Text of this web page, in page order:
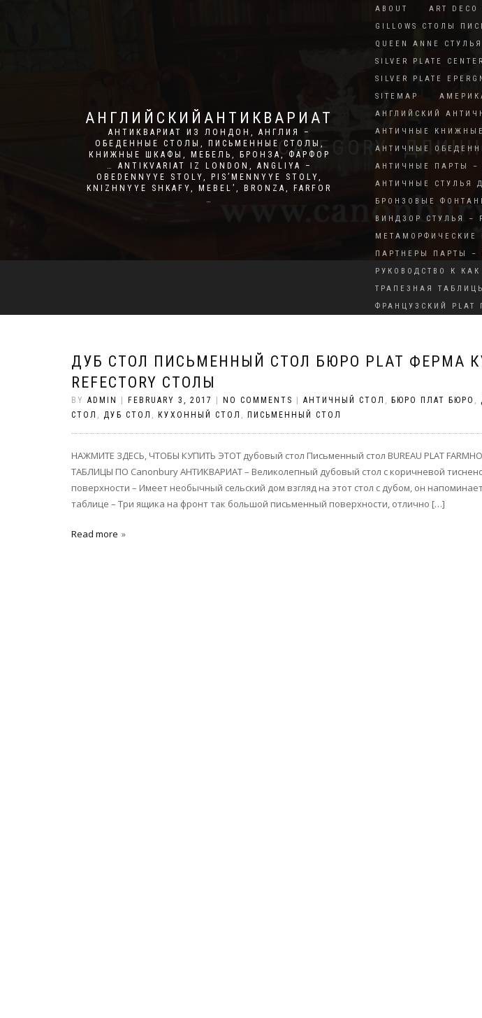
АНГЛИЙСКИЙАНТИКВАРИАТ
АНТИКВАРИАТ ИЗ ЛОНДОН, АНГЛИЯ –
ОБЕДЕННЫЕ СТОЛЫ, ПИСЬМЕННЫЕ СТОЛЫ,
КНИЖНЫЕ ШКАФЫ, МЕБЕЛЬ, БРОНЗА, ФАРФОР
… ANTIKVARIAT IZ LONDON, ANGLIYA –
OBEDENNYYE STOLY, PIS’MENNYYE STOLY,
KNIZHNYYE SHKAFY, MEBEL’, BRONZA, FARFOR
…
ABOUT ART
GILLOWS СТОЛЫ
QUEEN ANNE СТУЛЬЯ
SILVER PLATE
SILVER PLATE
SITEMAP
АНГЛИЙСКИЙ
АНТИЧНЫЕ
АНТИЧНЫЕ
АНТИЧНЫЕ ПАРТЫ –
АНТИЧНЫЕ СТУЛЬЯ
БРОНЗОВЫЕ
ВИНДЗОР СТУЛЬЯ –
МЕТАМОРФИЧЕСКИЕ
ПАРТНЕРЫ ПАРТЫ –
РУКОВОДСТВО К
ТРАПЕЗНАЯ
ФРАНЦУЗСКИЙ
CATEGORY:
ДУБ СТОЛ ПИСЬМЕННЫЙ СТОЛ БЮРО PLAT ФЕРМА
REFECTORY СТОЛЫ
BY ADMIN FEBRUARY 3, 2017 NO COMMENTS АНТИЧНЫЙ СТОЛ , БЮРО ПЛАТ БЮРО ,
СТОЛ , ДУБ СТОЛ , КУХОННЫЙ СТОЛ , ПИСЬМЕННЫЙ СТОЛ
НАЖМИТЕ ЗДЕСЬ, ЧТОБЫ КУПИТЬ ЭТОТ дубовый стол Письменный стол BUREAU PLAT
ТАБЛИЦЫ ПО Canonbury АНТИКВАРИАТ – Великолепный дубовый стол с коричневой
поверхности – Имеет необычный сельский дом взгляд на этот стол с дубом, он
таблице – Три ящика на фронт так большой письменный поверхности, отлично […]
Read more